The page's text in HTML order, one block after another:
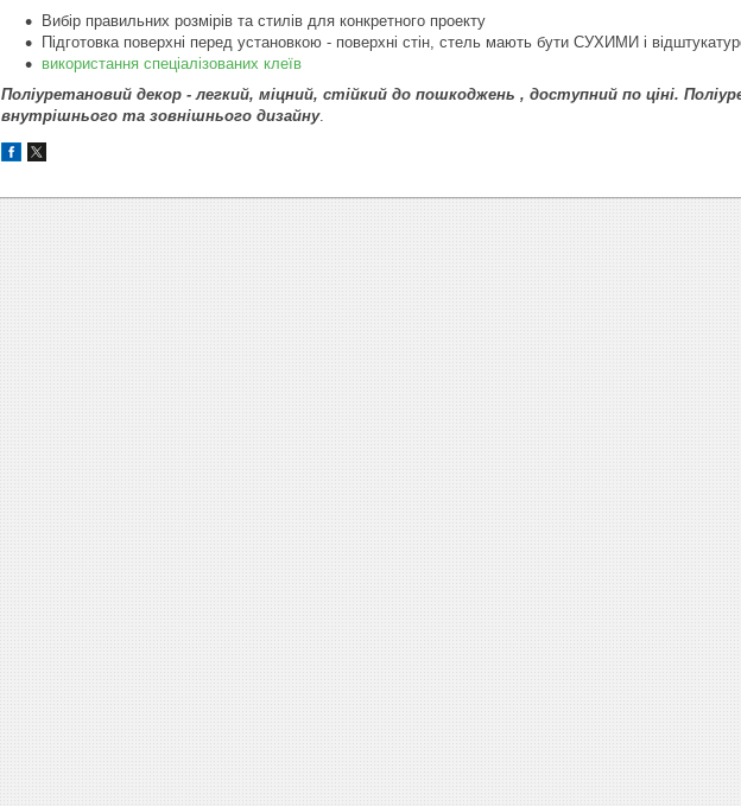
Вибір правильних розмірів та стилів для конкретного проекту
Підготовка поверхні перед установкою - поверхні стін, стель мають бути СУХИМИ і
використання спеціалізованих клеїв
Поліуретановий декор - легкий, міцний, стійкий до пошкоджень , доступний по ціні.
внутрішнього та зовнішнього дизайну.